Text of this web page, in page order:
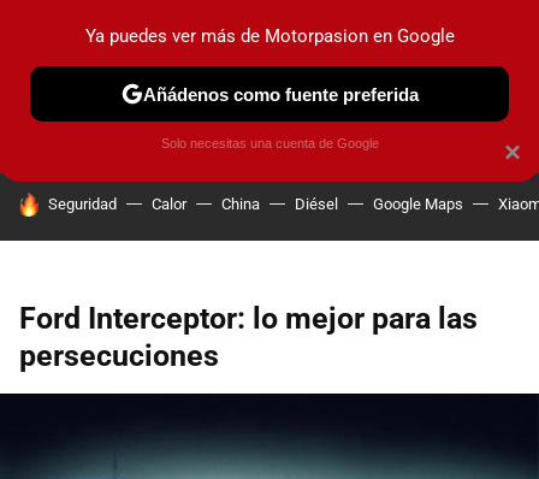
PRUEBAS COCHES ELÉCTRICOS OBSERVATORIO
HOY SE HABLA DE
Seguridad Calor China Diésel Google Maps
Ford Interceptor: lo mejor para las
persecuciones
×
Ya puedes ver más de Motorpasion en Google
Añádenos como fuente preferida
Solo necesitas una cuenta de Google